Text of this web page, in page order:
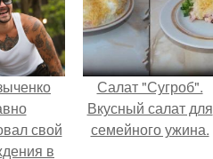
свой
в
Салат "Сугроб".
Вкусный салат для
семейного ужина.